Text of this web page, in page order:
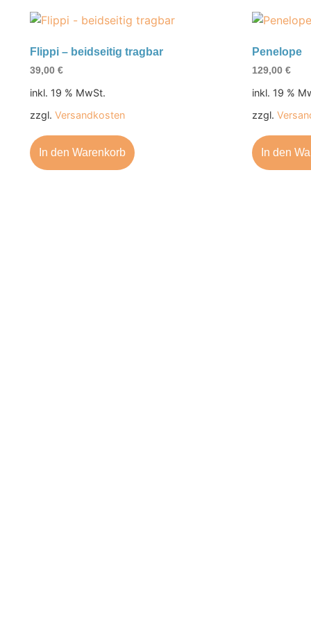
Flippi – beidseitig tragbar
39,00 €
inkl. 19 % MwSt.
zzgl. Versandkosten
In den Warenkorb
Penelope
129,00 €
inkl. 19 %
zzgl.
In den